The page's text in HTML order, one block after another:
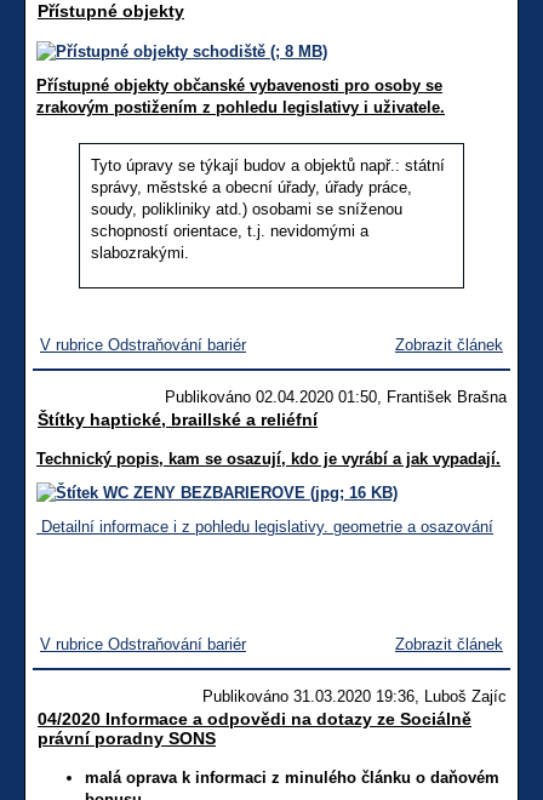
Přístupné objekty
Přístupné objekty občanské vybavenosti pro osoby se
zrakovým postižením z pohledu legislativy i uživatele.
Tyto úpravy se týkají budov a objektů např.: státní
správy, městské a obecní úřady, úřady práce,
soudy, polikliniky atd.) osobami se sníženou
schopností orientace, t.j. nevidomými a
slabozrakými.
V rubrice Odstraňování bariér Zobrazit článek
Publikováno 02.04.2020 01:50, František Brašna
Štítky haptické, braillské a reliéfní
Technický popis, kam se osazují, kdo je vyrábí a jak vypadají.
Detailní informace i z pohledu legislativy. geometrie a osazování
V rubrice Odstraňování bariér Zobrazit článek
Publikováno 31.03.2020 19:36, Luboš Zajíc
04/2020 Informace a odpovědi na dotazy ze Sociálně
právní poradny SONS
malá oprava k informaci z minulého článku o daňovém